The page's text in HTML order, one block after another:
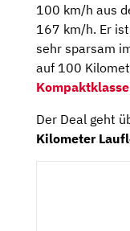
100 km/h aus
167 km/h. Er
sehr sparsam
auf 100
Kompaktklasse
Der Deal geht
Kilometer